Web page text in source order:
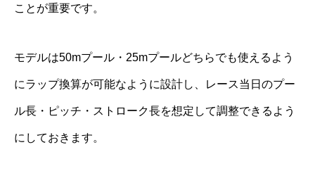
ことが重要です。
モデルは50mプール・25mプールどちらでも使えるよう
にラップ換算が可能なように設計し、レース当日のプー
ル長・ピッチ・ストローク長を想定して調整できるよう
にしておきます。